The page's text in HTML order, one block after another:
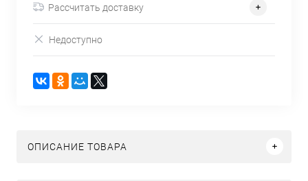
Рассчитать доставку
Недоступно
ОПИСАНИЕ ТОВАРА